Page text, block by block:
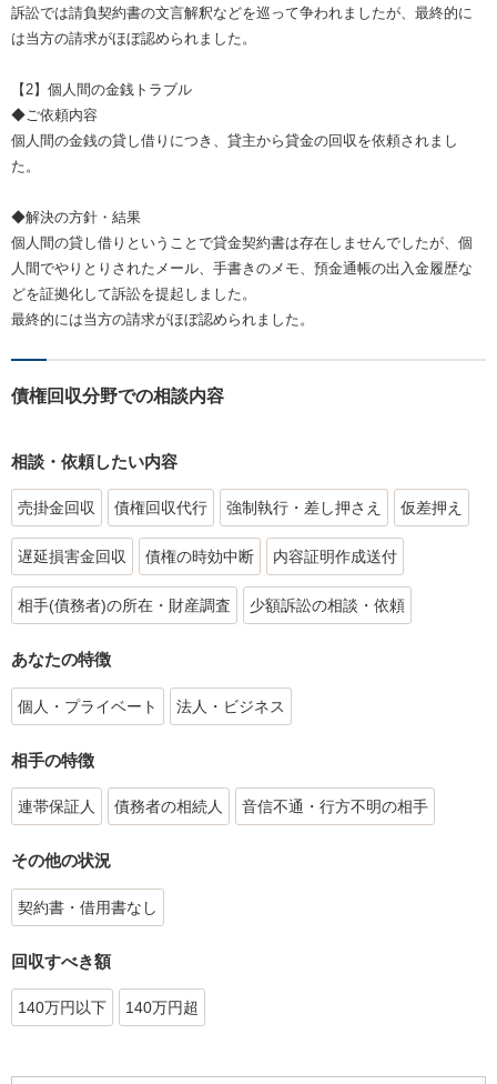
訴訟では請負契約書の文言解釈などを巡って争われましたが、最終的に
は当方の請求がほぼ認められました。
【2】個人間の金銭トラブル
◆ご依頼内容
個人間の金銭の貸し借りにつき、貸主から貸金の回収を依頼されまし
た。
◆解決の方針・結果
個人間の貸し借りということで貸金契約書は存在しませんでしたが、個
人間でやりとりされたメール、手書きのメモ、預金通帳の出入金履歴な
どを証拠化して訴訟を提起しました。
最終的には当方の請求がほぼ認められました。
債権回収分野での相談内容
相談・依頼したい内容
売掛金回収 債権回収代行 強制執行・差し押さえ 仮差押え
遅延損害金回収 債権の時効中断 内容証明作成送付
相手(債務者)の所在・財産調査 少額訴訟の相談・依頼
あなたの特徴
個人・プライベート 法人・ビジネス
相手の特徴
連帯保証人 債務者の相続人 音信不通・行方不明の相手
その他の状況
契約書・借用書なし
回収すべき額
140万円以下 140万円超